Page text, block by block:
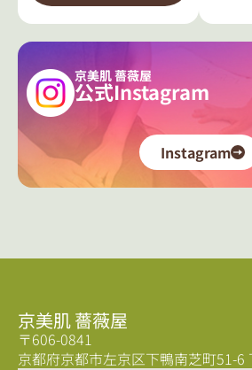
京美肌 薔薇屋
公式Instagram
Instagram
京美肌 薔薇屋
〒606-0841
京都府京都市左京区下鴨南芝町51-6